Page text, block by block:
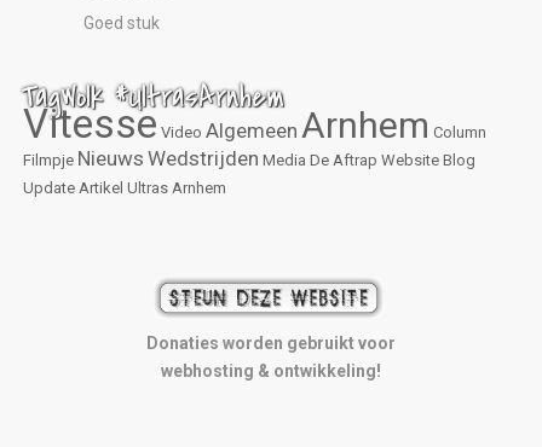
Goed stuk
TagWolk #UltrasArnhem
Vitesse Video Algemeen Arnhem Column
Filmpje Nieuws Wedstrijden Media De Aftrap Website Blog
Update Artikel Ultras Arnhem
Donaties worden gebruikt voor
webhosting & ontwikkeling!